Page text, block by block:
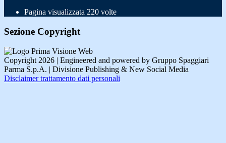
Pagina visualizzata 220 volte
Sezione Copyright
Copyright 2026 | Engineered and powered by Gruppo Spaggiari
Parma S.p.A. | Divisione Publishing & New Social Media
Disclaimer trattamento dati personali